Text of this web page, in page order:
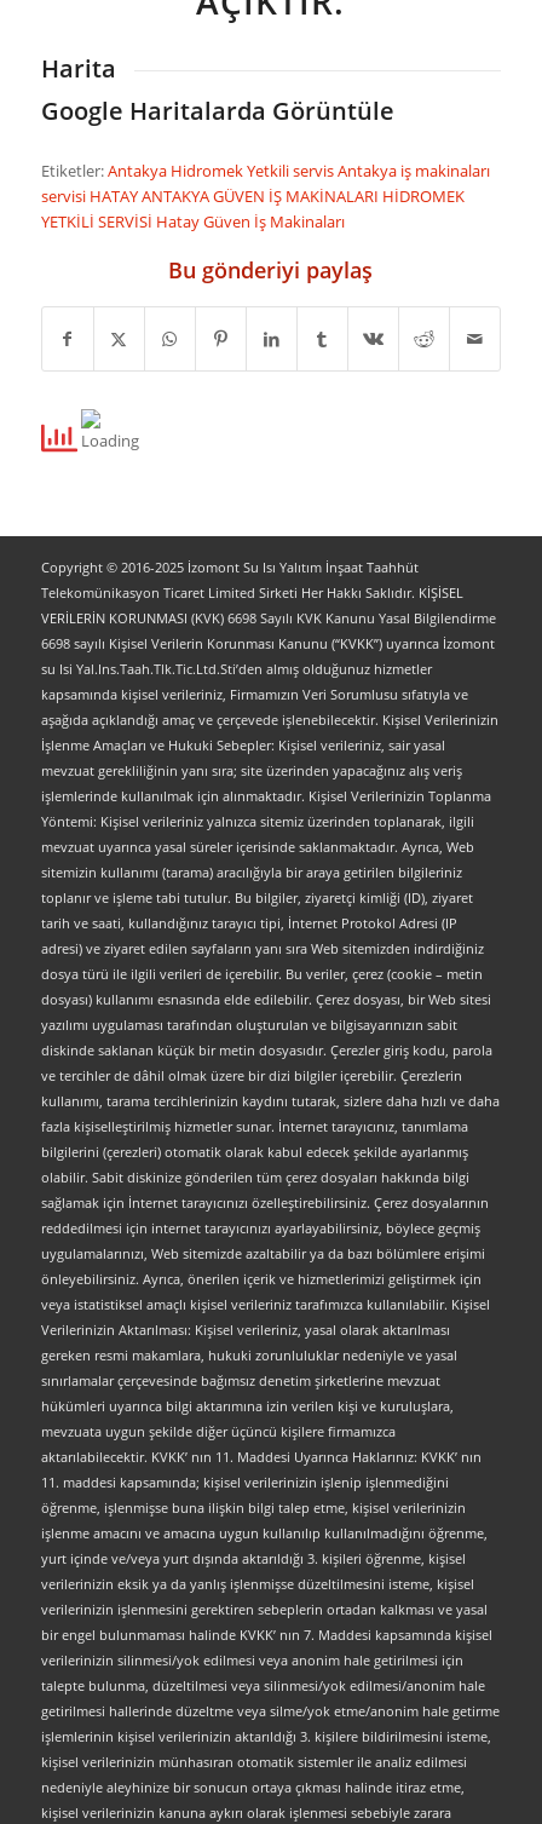
Harita
Google Haritalarda Görüntüle
Etiketler:Antakya Hidromek Yetkili servisAntakya iş makinaları
servisi HATAY ANTAKYA GÜVEN İŞ MAKİNALARI HİDROMEK
YETKİLİ SERVİSİ Hatay Güven İş Makinaları
Bu gönderiyi paylaş
Copyright © 2016-2025 İzomont Su Isı Yalıtım İnşaat Taahhüt
Telekomünikasyon Ticaret Limited Sirketi Her Hakkı Saklıdır. KİŞİSEL
VERİLERİN KORUNMASI (KVK) 6698 Sayılı KVK Kanunu Yasal Bilgilendirme
6698 sayılı Kişisel Verilerin Korunması Kanunu (“KVKK”) uyarınca İzomont
su Isi Yal.Ins.Taah.Tlk.Tic.Ltd.Sti’den almış olduğunuz hizmetler
kapsamında kişisel verileriniz, Firmamızın Veri Sorumlusu sıfatıyla ve
aşağıda açıklandığı amaç ve çerçevede işlenebilecektir. Kişisel Verilerinizin
İşlenme Amaçları ve Hukuki Sebepler: Kişisel verileriniz, sair yasal
mevzuat gerekliliğinin yanı sıra; site üzerinden yapacağınız alış veriş
işlemlerinde kullanılmak için alınmaktadır. Kişisel Verilerinizin Toplanma
Yöntemi: Kişisel verileriniz yalnızca sitemiz üzerinden toplanarak, ilgili
mevzuat uyarınca yasal süreler içerisinde saklanmaktadır. Ayrıca, Web
sitemizin kullanımı (tarama) aracılığıyla bir araya getirilen bilgileriniz
toplanır ve işleme tabi tutulur. Bu bilgiler, ziyaretçi kimliği (ID), ziyaret
tarih ve saati, kullandığınız tarayıcı tipi, İnternet Protokol Adresi (IP
adresi) ve ziyaret edilen sayfaların yanı sıra Web sitemizden indirdiğiniz
dosya türü ile ilgili verileri de içerebilir. Bu veriler, çerez (cookie – metin
dosyası) kullanımı esnasında elde edilebilir. Çerez dosyası, bir Web sitesi
yazılımı uygulaması tarafından oluşturulan ve bilgisayarınızın sabit
diskinde saklanan küçük bir metin dosyasıdır. Çerezler giriş kodu, parola
ve tercihler de dâhil olmak üzere bir dizi bilgiler içerebilir. Çerezlerin
kullanımı, tarama tercihlerinizin kaydını tutarak, sizlere daha hızlı ve daha
fazla kişiselleştirilmiş hizmetler sunar. İnternet tarayıcınız, tanımlama
bilgilerini (çerezleri) otomatik olarak kabul edecek şekilde ayarlanmış
olabilir. Sabit diskinize gönderilen tüm çerez dosyaları hakkında bilgi
sağlamak için İnternet tarayıcınızı özelleştirebilirsiniz. Çerez dosyalarının
reddedilmesi için internet tarayıcınızı ayarlayabilirsiniz, böylece geçmiş
uygulamalarınızı, Web sitemizde azaltabilir ya da bazı bölümlere erişimi
önleyebilirsiniz. Ayrıca, önerilen içerik ve hizmetlerimizi geliştirmek için
veya istatistiksel amaçlı kişisel verileriniz tarafımızca kullanılabilir. Kişisel
Verilerinizin Aktarılması: Kişisel verileriniz, yasal olarak aktarılması
gereken resmi makamlara, hukuki zorunluluklar nedeniyle ve yasal
sınırlamalar çerçevesinde bağımsız denetim şirketlerine mevzuat
hükümleri uyarınca bilgi aktarımına izin verilen kişi ve kuruluşlara,
mevzuata uygun şekilde diğer üçüncü kişilere firmamızca
aktarılabilecektir. KVKK’ nın 11. Maddesi Uyarınca Haklarınız: KVKK’ nın
11. maddesi kapsamında; kişisel verilerinizin işlenip işlenmediğini
öğrenme, işlenmişse buna ilişkin bilgi talep etme, kişisel verilerinizin
işlenme amacını ve amacına uygun kullanılıp kullanılmadığını öğrenme,
yurt içinde ve/veya yurt dışında aktarıldığı 3. kişileri öğrenme, kişisel
verilerinizin eksik ya da yanlış işlenmişse düzeltilmesini isteme, kişisel
verilerinizin işlenmesini gerektiren sebeplerin ortadan kalkması ve yasal
bir engel bulunmaması halinde KVKK’ nın 7. Maddesi kapsamında kişisel
verilerinizin silinmesi/yok edilmesi veya anonim hale getirilmesi için
talepte bulunma, düzeltilmesi veya silinmesi/yok edilmesi/anonim hale
getirilmesi hallerinde düzeltme veya silme/yok etme/anonim hale getirme
işlemlerinin kişisel verilerinizin aktarıldığı 3. kişilere bildirilmesini isteme,
kişisel verilerinizin münhasıran otomatik sistemler ile analiz edilmesi
nedeniyle aleyhinize bir sonucun ortaya çıkması halinde itiraz etme,
kişisel verilerinizin kanuna aykırı olarak işlenmesi sebebiyle zarara